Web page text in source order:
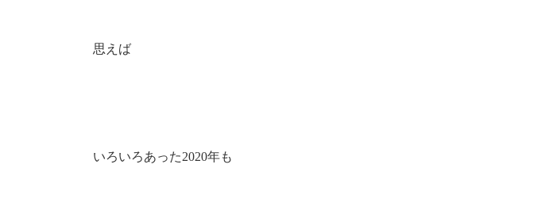
思えば
いろいろあった2020年も